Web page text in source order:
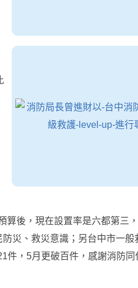
算後，現在設置率是六都第三
災、救災意識；另台中市一
件，5月更破百件，感謝消防